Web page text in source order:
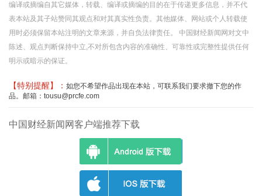
编译或摘编自其它媒体，转载、编译或摘编的目的在于传递更多信息，并不代
表本站及其子站赞同其观点和对其真实性负责。其他媒体、网站或个人转载使
用时必须保留本站注明的文章来源，并自负法律责任。 中国财经新闻网对文中
陈述、观点判断保持中立,不对所包含内容的准确性、可靠性或完整性提供任何
明示或暗示的保证。
【特别提醒】： 如您不希望作品出现在本站，可联系我们要求撤下您的作
品。邮箱：tousu@prcfe.com
中国财经新闻网客户端推荐下载